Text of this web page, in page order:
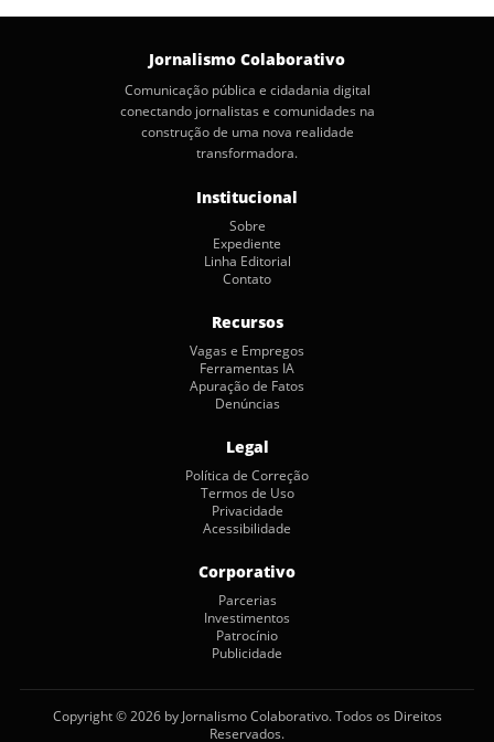
Jornalismo Colaborativo
Comunicação pública e cidadania digital
conectando jornalistas e comunidades na
construção de uma nova realidade
transformadora.
Institucional
Sobre
Expediente
Linha Editorial
Contato
Recursos
Vagas e Empregos
Ferramentas IA
Apuração de Fatos
Denúncias
Legal
Política de Correção
Termos de Uso
Privacidade
Acessibilidade
Corporativo
Parcerias
Investimentos
Patrocínio
Publicidade
Copyright © 2026 by Jornalismo Colaborativo. Todos os Direitos
Reservados.